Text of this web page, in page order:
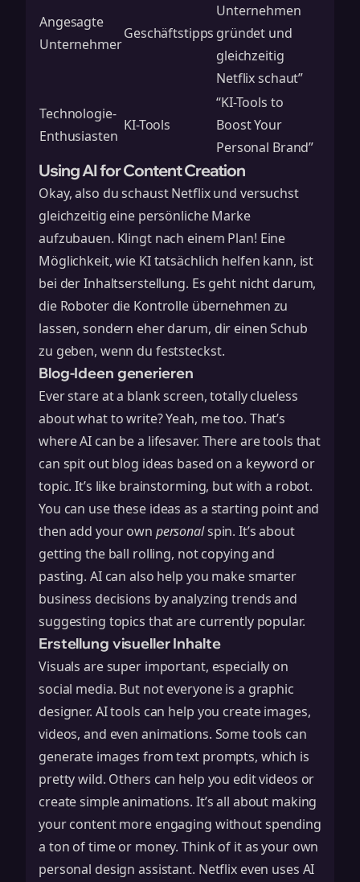
Angesagte
Unternehmer
Geschäftstipps
Unternehmen
gründet und
gleichzeitig
Netflix schaut”
Technologie-
Enthusiasten
KI-Tools
“KI-Tools to
Boost Your
Personal Brand”
Using AI for Content Creation
Okay, also du schaust Netflix und versuchst
gleichzeitig eine persönliche Marke
aufzubauen. Klingt nach einem Plan! Eine
Möglichkeit, wie KI tatsächlich helfen kann, ist
bei der Inhaltserstellung. Es geht nicht darum,
die Roboter die Kontrolle übernehmen zu
lassen, sondern eher darum, dir einen Schub
zu geben, wenn du feststeckst.
Blog-Ideen generieren
Ever stare at a blank screen, totally clueless
about what to write? Yeah, me too. That’s
where AI can be a lifesaver. There are tools that
can spit out blog ideas based on a keyword or
topic. It’s like brainstorming, but with a robot.
You can use these ideas as a starting point and
then add your own personalspin. It’s about
getting the ball rolling, not copying and
pasting. AI can also help you make smarter
business decisions by analyzing trends and
suggesting topics that are currently popular.
Erstellung visueller Inhalte
Visuals are super important, especially on
social media. But not everyone is a graphic
designer. AI tools can help you create images,
videos, and even animations. Some tools can
generate images from text prompts, which is
pretty wild. Others can help you edit videos or
create simple animations. It’s all about making
your content more engaging without spending
a ton of time or money. Think of it as your own
personal design assistant. Netflix even uses AI